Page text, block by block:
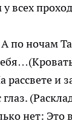
всех
по ночам
рассвете и
нет: